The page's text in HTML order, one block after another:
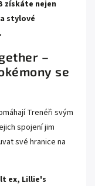
získáte nejen
stylové
–
se
Trenéři svým
spojení jim
své hranice na
ex, Lillie's